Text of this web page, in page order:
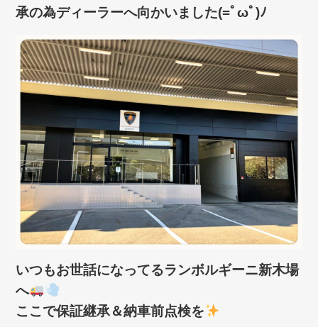
承の為ディーラーへ向かいました(=ﾟωﾟ)ﾉ
いつもお世話になってるランボルギーニ新木場
へ
ここで保証継承＆納車前点検を